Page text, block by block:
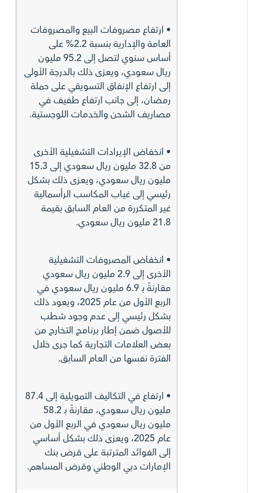
• ارتفاع مصروفات البيع والمصروفات
العامة والإدارية بنسبة 2.2% على
أساس سنوي لتصل إلى 95.2 مليون
ريال سعودي، ويعزى ذلك بالدرجة الأولى
إلى ارتفاع الإنفاق التسويقي على حملة
رمضان، إلى جانب ارتفاع طفيف في
مصاريف الشحن والخدمات اللوجستية.
• انخفاض الإيرادات التشغيلية الأخرى
من 32.8 مليون ريال سعودي إلى 15.3
مليون ريال سعودي، ويعزى ذلك بشكل
رئيسي إلى غياب المكاسب الرأسمالية
غير المتكررة من العام السابق بقيمة
21.8 مليون ريال سعودي.
• انخفاض المصروفات التشغيلية
الأخرى إلى 2.9 مليون ريال سعودي
مقارنةً بـ 6.9 مليون ريال سعودي في
الربع الأول من عام 2025، ويعود ذلك
بشكل رئيسي إلى عدم وجود شطب
للأصول ضمن إطار برنامج التخارج من
بعض العلامات التجارية كما جرى خلال
الفترة نفسها من العام السابق.
• ارتفاع في التكاليف التمويلية إلى 87.4
مليون ريال سعودي، مقارنةً بـ 58.2
مليون ريال سعودي في الربع الأول من
عام 2025، ويعزى ذلك بشكل أساسي
إلى الفوائد المترتبة على قرض بنك
الإمارات دبي الوطني وقرض المساهم.